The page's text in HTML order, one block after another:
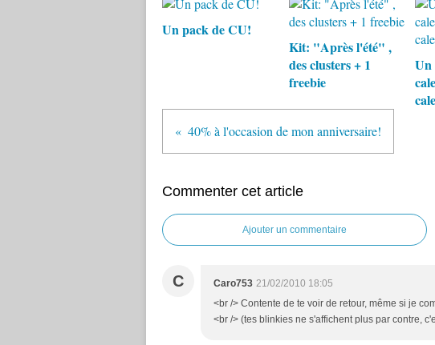
Un pack de CU!
Kit: "Après l'été" ,
des clusters + 1
freebie
Un
40% à l'occasion de mon anniversaire!
Commenter cet article
Ajouter un commentaire
C Caro753 21/02/2010 18:05
<br /> Contente de te voir de retour, même si je
<br /> (tes blinkies ne s'affichent plus par contre,